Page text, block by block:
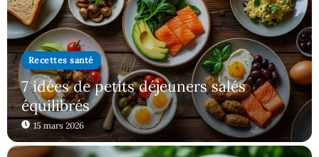
Recettes santé
7 idées de petits déjeuners salés
équilibrés
15 mars 2026